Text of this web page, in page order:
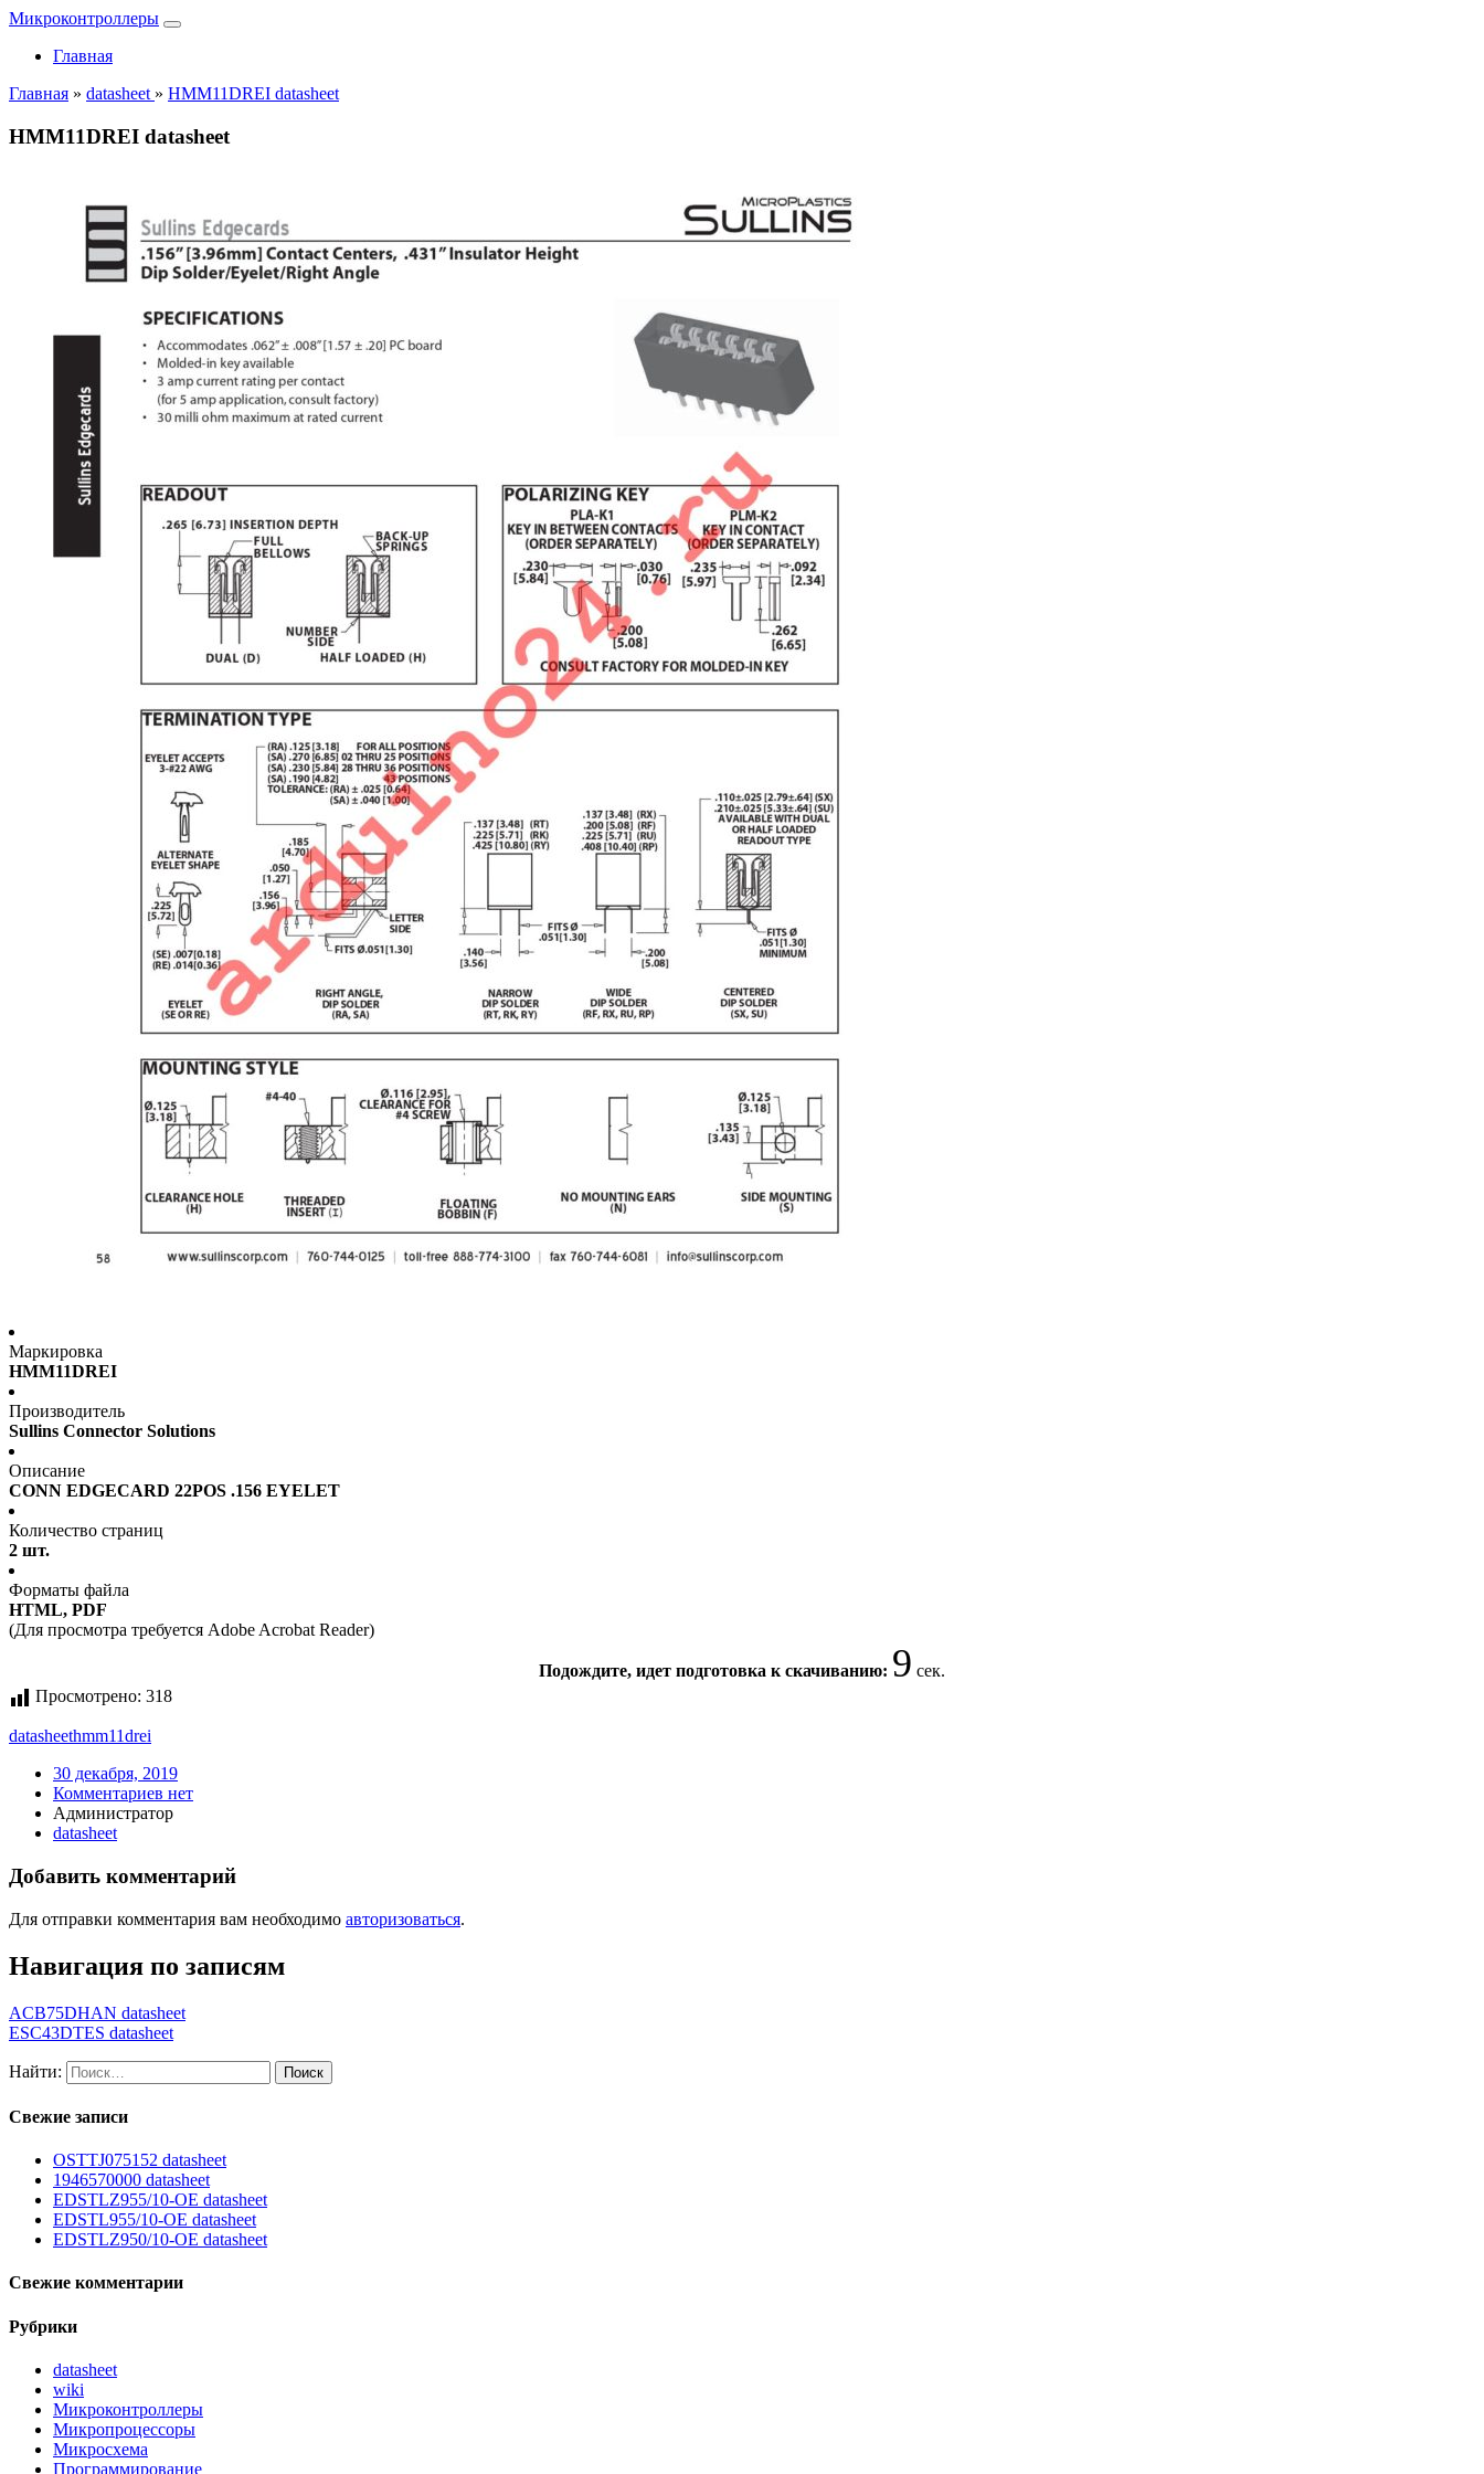
Микроконтроллеры
Главная
Главная » datasheet » HMM11DREI datasheet
HMM11DREI datasheet
Маркировка
HMM11DREI
Производитель
Sullins Connector Solutions
Описание
CONN EDGECARD 22POS .156 EYELET
Количество страниц
2 шт.
Форматы файла
HTML, PDF
(Для просмотра требуется Adobe Acrobat Reader)
Подождите, идет подготовка к скачиванию: 8 сек.
Просмотрено: 318
datasheethmm11drei
30 декабря, 2019
Комментариев нет
Администратор
datasheet
Добавить комментарий
Для отправки комментария вам необходимо авторизоваться.
Навигация по записям
ACB75DHAN datasheet
ESC43DTES datasheet
Найти:
Свежие записи
OSTTJ075152 datasheet
1946570000 datasheet
EDSTLZ955/10-OE datasheet
EDSTL955/10-OE datasheet
EDSTLZ950/10-OE datasheet
Свежие комментарии
Рубрики
datasheet
wiki
Микроконтроллеры
Микропроцессоры
Микросхема
Программирование